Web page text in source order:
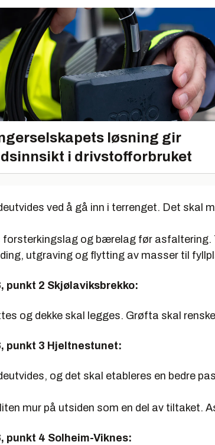
løsning gir
i drivstofforbruket
ved å gå inn i terrenget. Det skal
forsterkingslag og bærelag før
utgraving og flytting av masser til
punkt 2 Skjølaviksbrekko:
og dekke skal legges. Grøfta skal
punkt 3 Hjeltnestunet:
og det skal etableres en bedre
mur på utsiden som en del av tiltaket.
punkt 4 Solheim-Viknes: